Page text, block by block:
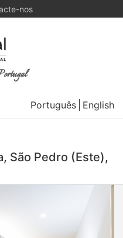
nos
Português English
São Pedro (Este),